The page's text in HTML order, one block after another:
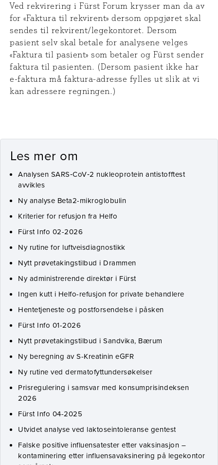
Ved rekvirering i Fürst Forum krysser man da av
for «Faktura til rekvirent» dersom oppgjøret skal
sendes til rekvirent/legekontoret. Dersom
pasient selv skal betale for analysene velges
«Faktura til pasient» som betaler og Fürst sender
faktura til pasienten. (Dersom pasient ikke har
e-faktura må faktura-adresse fylles ut slik at vi
kan adressere regningen.)
Les mer om
Analysen SARS‑CoV‑2 nukleoprotein antistofftest
avvikles
Ny analyse Beta2-mikroglobulin
Kriterier for refusjon fra Helfo
Fürst Info 02-2026
Ny rutine for luftveisdiagnostikk
Nytt prøvetakingstilbud i Drammen
Ny administrerende direktør i Fürst
Ingen kutt i Helfo-refusjon for private behandlere
Hentetjeneste og postforsendelse i påsken
Fürst Info 01-2026
Nytt prøvetakingstilbud i Sandvika, Bærum
Ny beregning av S-Kreatinin eGFR
Ny rutine ved dermatofyttundersøkelser
Prisregulering i samsvar med konsumprisindeksen
2026
Fürst Info 04-2025
Utvidet analyse ved laktoseintoleranse gentest
Falske positive influensatester etter vaksinasjon –
kontaminering etter influensavaksinering på legekontor